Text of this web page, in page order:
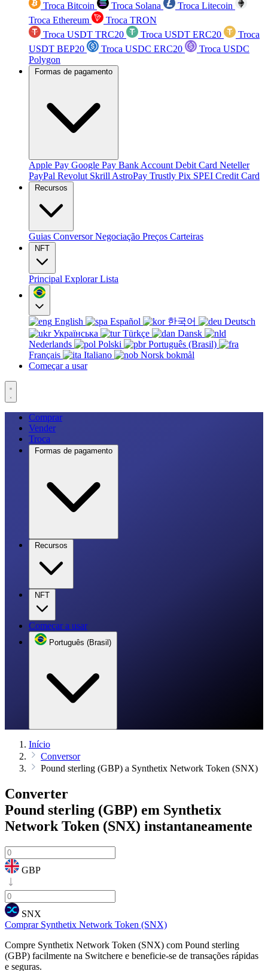
Troca Bitcoin Troca Solana
Troca Litecoin
Troca Ethereum
Troca TRON
Troca USDT TRC20
Troca USDT ERC20
Troca
USDT BEP20
Troca USDC ERC20
Troca USDC
Polygon
Formas de pagamento
Apple Pay Google Pay Bank Account Debit Card Neteller
PayPal Revolut Skrill AstroPay Trustly Pix SPEI Credit Card
Recursos
Guias ConversorNegociação Preços Carteiras
NFT
Principal ExplorarLista
English Español 한국어
Deutsch
Українська
Türkçe
Dansk
Nederlands
Polski
Português (Brasil)
Français
Italiano
Norsk bokmål
Começar a usar
Comprar
Vender
Troca
Formas de pagamento
Recursos
NFT
Começar a usar
Português (Brasil)
Início
Conversor
Pound sterling (GBP) a Synthetix Network Token (SNX)
Converter
Pound sterling (GBP) em Synthetix
Network Token (SNX) instantaneamente
GBP
SNX
Comprar Synthetix Network Token (SNX)
Compre Synthetix Network Token (SNX) com Pound sterling
(GBP) facilmente na Switchere e beneficie-se de transações rápidas
e seguras.